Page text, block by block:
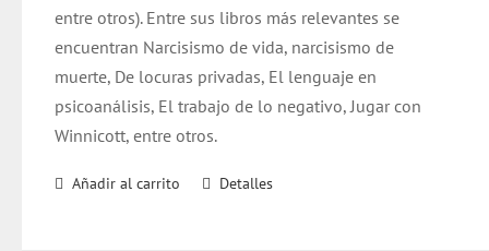
entre otros). Entre sus libros más relevantes se
encuentran Narcisismo de vida, narcisismo de
muerte, De locuras privadas, El lenguaje en
psicoanálisis, El trabajo de lo negativo, Jugar con
Winnicott, entre otros.
Añadir al carrito Detalles